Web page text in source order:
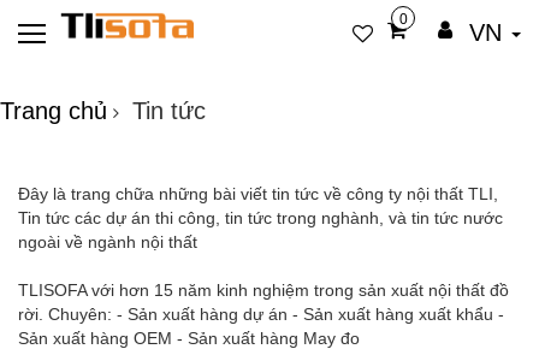
VN
0
Trang chủ Tin tức
Đây là trang chữa những bài viết tin tức về công ty nội thất TLI,
Tin tức các dự án thi công, tin tức trong nghành, và tin tức nước
ngoài về ngành nội thất
TLISOFA với hơn 15 năm kinh nghiệm trong sản xuất nội thất đồ
rời. Chuyên: - Sản xuất hàng dự án - Sản xuất hàng xuất khẩu -
Sản xuất hàng OEM - Sản xuất hàng May đo